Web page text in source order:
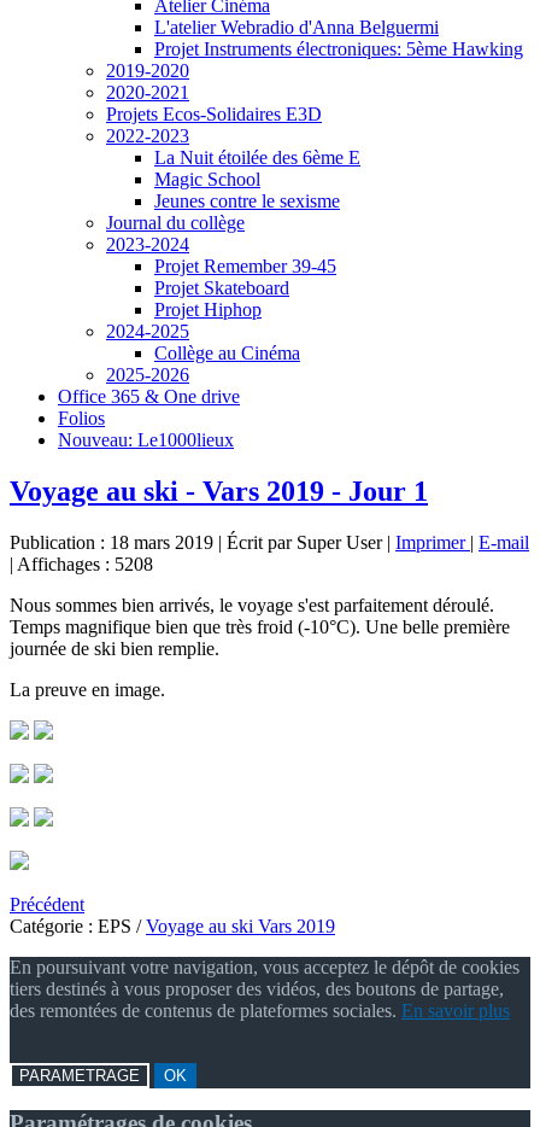
Atelier Cinéma
L'atelier Webradio d'Anna Belguermi
Projet Instruments électroniques: 5ème Hawking
2019-2020
2020-2021
Projets Ecos-Solidaires E3D
2022-2023
La Nuit étoilée des 6ème E
Magic School
Jeunes contre le sexisme
Journal du collège
2023-2024
Projet Remember 39-45
Projet Skateboard
Projet Hiphop
2024-2025
Collège au Cinéma
2025-2026
Office 365 & One drive
Folios
Nouveau: Le1000lieux
Voyage au ski - Vars 2019 - Jour 1
Publication : 18 mars 2019 | Écrit par Super User| Imprimer | E-mail
| Affichages : 5208
Nous sommes bien arrivés, le voyage s'est parfaitement déroulé.
Temps magnifique bien que très froid (-10°C). Une belle première
journée de ski bien remplie.
La preuve en image.
Précédent
Catégorie : EPS /Voyage au ski Vars 2019
En poursuivant votre navigation, vous acceptez le dépôt de cookies
tiers destinés à vous proposer des vidéos, des boutons de partage,
des remontées de contenus de plateformes sociales. En savoir plus
PARAMETRAGE OK